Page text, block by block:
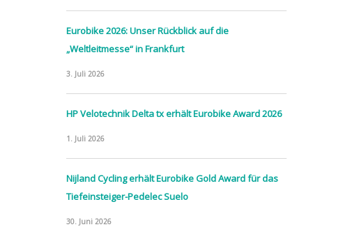
Eurobike 2026: Unser Rückblick auf die
„Weltleitmesse“ in Frankfurt
3. Juli 2026
HP Velotechnik Delta tx erhält Eurobike Award 2026
1. Juli 2026
Nijland Cycling erhält Eurobike Gold Award für das
Tiefeinsteiger-Pedelec Suelo
30. Juni 2026